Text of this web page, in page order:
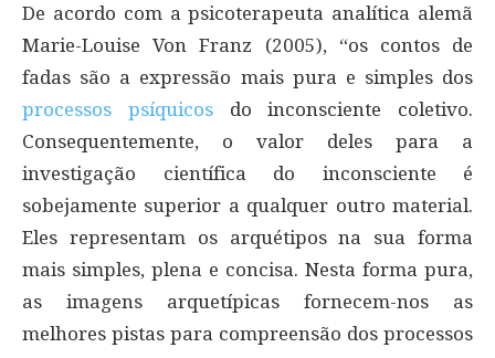
De acordo com a psicoterapeuta analítica alemã
Marie-Louise Von Franz (2005), “os contos de
fadas são a expressão mais pura e simples dos
processos psíquicos do inconsciente coletivo.
Consequentemente, o valor deles para a
investigação científica do inconsciente é
sobejamente superior a qualquer outro material.
Eles representam os arquétipos na sua forma
mais simples, plena e concisa. Nesta forma pura,
as imagens arquetípicas fornecem-nos as
melhores pistas para compreensão dos processos